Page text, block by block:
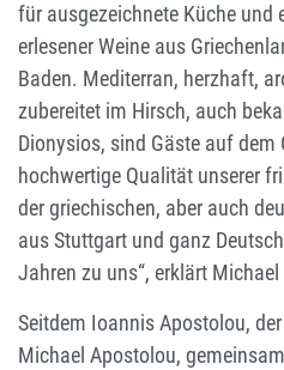
für ausgezeichnete Küche und
erlesener Weine aus
Baden. Mediterran, herzhaft,
zubereitet im Hirsch, auch
Dionysios, sind Gäste auf dem
hochwertige Qualität unserer
der griechischen, aber auch
aus Stuttgart und ganz
Jahren zu uns“, erklärt
Seitdem Ioannis Apostolou,
Michael Apostolou,